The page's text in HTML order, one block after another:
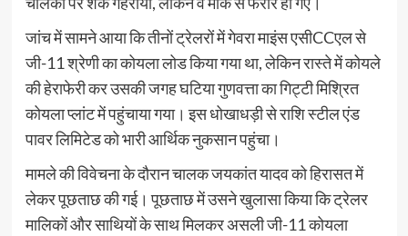
जांच में सामने आया कि तीनों ट्रेलरों में गेवरा माइंस एसीCCएल से
जी-11 श्रेणी का कोयला लोड किया गया था, लेकिन रास्ते में कोयले
की हेराफेरी कर उसकी जगह घटिया गुणवत्ता का गिट्टी मिश्रित
कोयला प्लांट में पहुंचाया गया। इस धोखाधड़ी से राशि स्टील एंड
पावर लिमिटेड को भारी आर्थिक नुकसान पहुंचा।
मामले की विवेचना के दौरान चालक जयकांत यादव को हिरासत में
लेकर पूछताछ की गई। पूछताछ में उसने खुलासा किया कि ट्रेलर
मालिकों और साथियों के साथ मिलकर असली जी-11 कोयला